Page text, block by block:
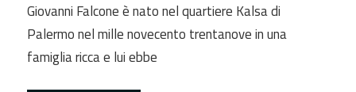
Giovanni Falcone è nato nel quartiere Kalsa di
Palermo nel mille novecento trentanove in una
famiglia ricca e lui ebbe